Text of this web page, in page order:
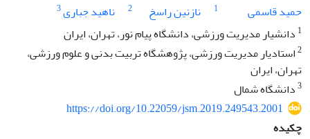
حمید قاسمی
1 نازنین راسخ 2 ناهید جباری3
1 دانشیار مدیریت ورزشی، دانشگاه پیام نور، تهران، ایران
2استادیار مدیریت ورزشی، پژوهشگاه تربیت بدنی و علوم ورزشی،
تهران، ایران
3دانشگاه شمال
https://doi.org/10.22059/jsm.2019.249543.2001
چکیده